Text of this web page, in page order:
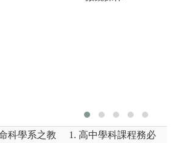
科學系之教
1. 高中學科課程務必